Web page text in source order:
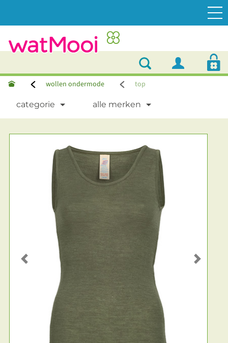
wollen ondermode top
categorie alle merken
Previous Next